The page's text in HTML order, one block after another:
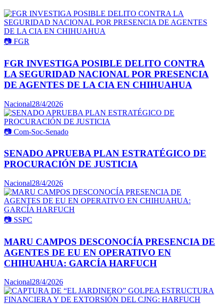
📷 FGR
FGR INVESTIGA POSIBLE DELITO CONTRA
LA SEGURIDAD NACIONAL POR PRESENCIA
DE AGENTES DE LA CIA EN CHIHUAHUA
Nacional28/4/2026
📷 Com-Soc-Senado
SENADO APRUEBA PLAN ESTRATÉGICO DE
PROCURACIÓN DE JUSTICIA
Nacional28/4/2026
📷 SSPC
MARU CAMPOS DESCONOCÍA PRESENCIA DE
AGENTES DE EU EN OPERATIVO EN
CHIHUAHUA: GARCÍA HARFUCH
Nacional28/4/2026